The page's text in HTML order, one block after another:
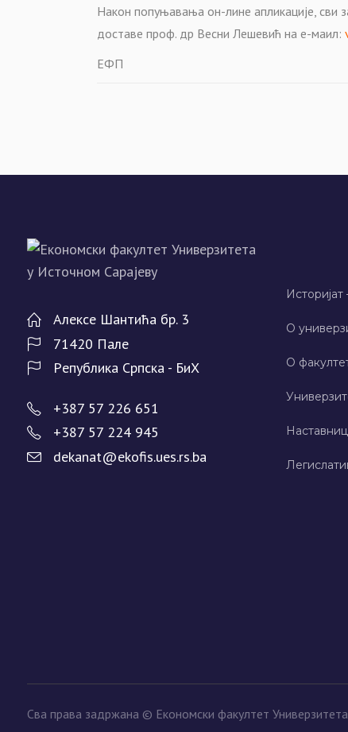
Након попуњавања он-лине апликације, сви
доставе проф. др Весни Лешевић на е-маил:
ЕФП
Алeксe Шантића бр. 3
71420 Палe
Рeпублика Српска - БиХ
+387 57 226 651
+387 57 224 945
dekanat@ekofis.ues.rs.ba
О
О
Сва права задржана © Економски факултет